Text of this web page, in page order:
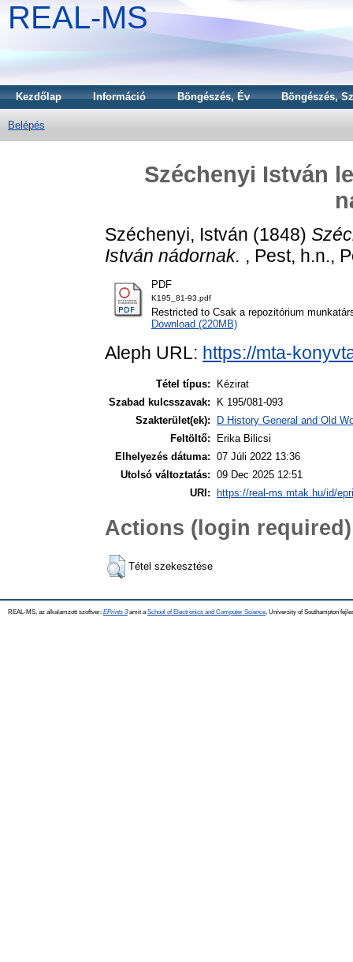
REAL-MS
Kezdőlap Információ Böngészés, Év Böngészés,
Belépés
Széchenyi István
Széchenyi, István (1848)
István nádornak. , Pest, h.n.,
PDF
K195_81-93.pdf
Restricted to Csak a repozitórium
Download (220MB)
Aleph URL: https://mta-
Tétel típus:
Kézirat
Szabad kulcsszavak:
K 195/081-093
Szakterület(ek):
D History General and Old
Feltöltő:
Erika Bilicsi
Elhelyezés dátuma: 07 Júli 2022 13:36
Utolsó változtatás: 09 Dec 2025 12:51
URI:
https://real-ms.mtak.hu/id/
Actions (login required)
Tétel szekesztése
REAL-MS, az alkalamzott szoftver: EPrints 3amit a School of Electronics and Computer Science , University of Southampton